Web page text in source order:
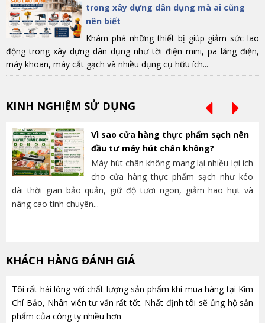
trong xây dựng dân dụng mà ai cũng
nên biết
Khám phá những thiết bị giúp giảm sức lao
động trong xây dựng dân dụng như tời điện mini, pa lăng điện,
máy khoan, máy cắt gạch và nhiều dụng cụ hữu ích...
KINH NGHIỆM SỬ DỤNG
Vì sao cửa hàng thực phẩm sạch nên
đầu tư máy hút chân không?
Máy hút chân không mang lại nhiều lợi ích
cho cửa hàng thực phẩm sạch như kéo
dài thời gian bảo quản, giữ độ tươi ngon, giảm hao hụt và
nâng cao tính chuyên...
KHÁCH HÀNG ĐÁNH GIÁ
Tôi rất hài lòng với chất lượng sản phẩm khi mua hàng tại Kim
Chí Bảo, Nhân viên tư vấn rất tốt. Nhất định tôi sẽ ủng hộ sản
phẩm của công ty nhiều hơn